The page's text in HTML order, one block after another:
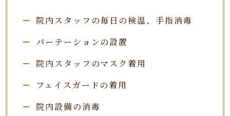
院内スタッフの毎日の検温、手指消毒
パーテーションの設置
院内スタッフのマスク着用
フェイスガードの着用
院内設備の消毒